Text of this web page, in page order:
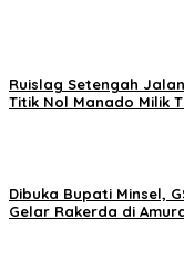
Ruislag Setengah
Titik Nol Manado Milik
Dibuka Bupati Minsel,
Gelar Rakerda di